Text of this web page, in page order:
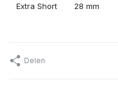
Extra Short 28 mm
Delen